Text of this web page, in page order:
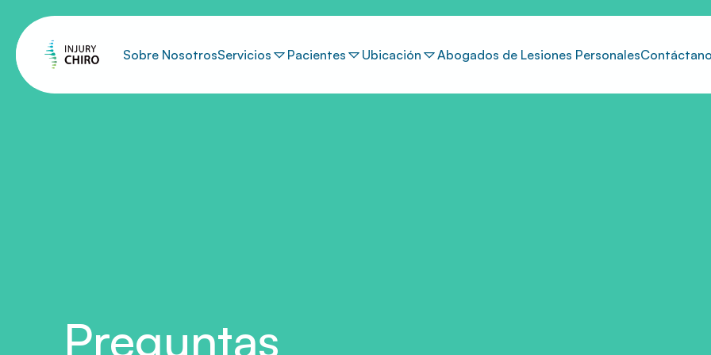
Sobre NosotrosServicios Pacientes Ubicación Abogados de Lesiones Personales
Preguntas